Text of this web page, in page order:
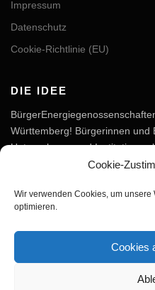
Cookie-
Wir verwenden Cookies, um
optimieren.
Cookies
Impressum
Datenschutz
Cookie-Richtlinie (EU)
DIE IDEE
Württemberg! Bürgerinnen und
Unternehmen und Institutionen
erleben mit, wenn es um
um.